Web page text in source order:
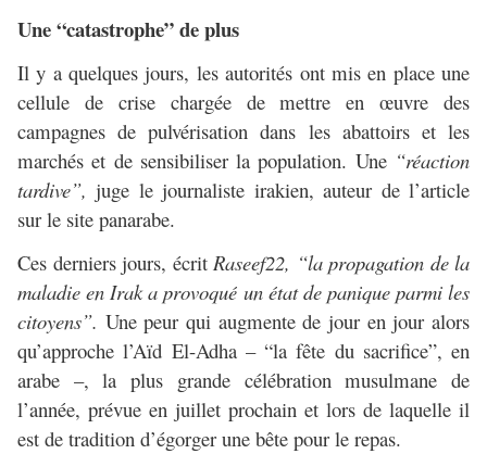
Une “catastrophe” de plus
Il y a quelques jours, les autorités ont mis en place une
cellule de crise chargée de mettre en œuvre des
campagnes de pulvérisation dans les abattoirs et les
marchés et de sensibiliser la population. Une “réaction
tardive”, juge le journaliste irakien, auteur de l’article
sur le site panarabe.
Ces derniers jours, écrit Raseef22, “la propagation de la
maladie en Irak a provoqué un état de panique parmi les
citoyens”. Une peur qui augmente de jour en jour alors
qu’approche l’Aïd El-Adha – “la fête du sacrifice”, en
arabe –, la plus grande célébration musulmane de
l’année, prévue en juillet prochain et lors de laquelle il
est de tradition d’égorger une bête pour le repas.